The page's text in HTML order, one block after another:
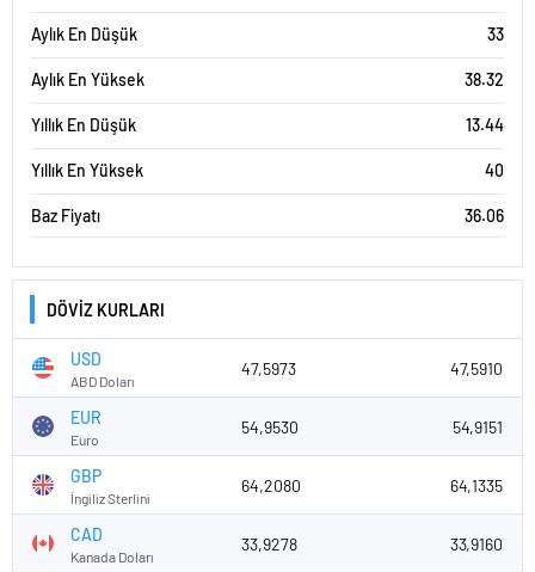
Aylık En Düşük 33
Aylık En Yüksek 38.32
Yıllık En Düşük 13.44
Yıllık En Yüksek 40
Baz Fiyatı 36.06
DÖVİZ KURLARI
USD
ABD Doları
47,5973 47,5910
EUR
Euro
54,9530 54,9151
GBP
İngiliz Sterlini
64,2080 64,1335
CAD
Kanada Doları
33,9278 33,9160